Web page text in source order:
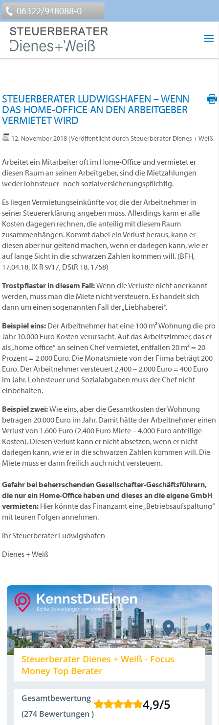
06322/948088-0
STEUERBERATER LUDWIGSHAFEN – WENN
DAS HOME-OFFICE AN DEN ARBEITGEBER
VERMIETET WIRD
12. November 2018 | Veröffentlicht durch Steuerberater Dienes + Weiß
Arbeitet ein Mitarbeiter oft im Home-Office und vermietet er
diesen Raum an seinen Arbeitgeber, sind die Mietzahlungen
weder lohnsteuer- noch sozialversicherungspflichtig.
Es liegen Vermietungseinkünfte vor, die der Arbeitnehmer in
seiner Steuererklärung angeben muss. Allerdings kann er alle
Kosten dagegen rechnen, die anteilig mit diesem Raum
zusammenhängen. Kommt dabei ein Verlust heraus, kann er
diesen aber nur geltend machen, wenn er darlegen kann, wie er
auf lange Sicht in die schwarzen Zahlen kommen will. (BFH,
17.04.18, IX R 9/17, DStR 18, 1758)
Trostpflaster in diesem Fall:Wenn die Verluste nicht anerkannt
werden, muss man die Miete nicht versteuern. Es handelt sich
dann um einen sogenannten Fall der „Liebhaberei“.
Beispiel eins: Der Arbeitnehmer hat eine 100 m² Wohnung die pro
Jahr 10.000 Euro Kosten verursacht. Auf das Arbeitszimmer, das er
als „home office“ an seinen Chef vermietet, entfallen 20 m² = 20
Prozent = 2.000 Euro. Die Monatsmiete von der Firma beträgt 200
Euro. Der Arbeitnehmer versteuert 2.400 – 2.000 Euro = 400 Euro
im Jahr. Lohnsteuer und Sozialabgaben muss der Chef nicht
einbehalten.
Beispiel zwei:Wie eins, aber die Gesamtkosten der Wohnung
betragen 20.000 Euro im Jahr. Damit hätte der Arbeitnehmer einen
Verlust von 1.600 Euro (2.400 Euro Miete – 4.000 Euro anteilige
Kosten). Diesen Verlust kann er nicht absetzen, wenn er nicht
darlegen kann, wie er in die schwarzen Zahlen kommen will. Die
Miete muss er dann freilich auch nicht versteuern.
Gefahr bei beherrschenden Gesellschafter-Geschäftsführern,
die nur ein Home-Office haben und dieses an die eigene GmbH
vermieten: Hier könnte das Finanzamt eine „Betriebsaufspaltung“
mit teuren Folgen annehmen.
Ihr Steuerberater Ludwigshafen
Dienes + Weiß
Steuerberater Dienes + Weiß - Focus
Money Top Berater
Gesamtbewertung
(274 Bewertungen )
4,9/5